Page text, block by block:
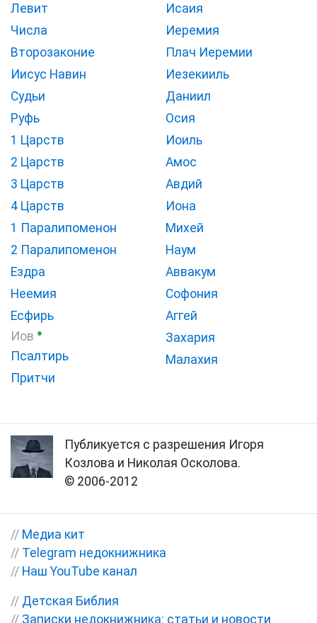
Левит
Числа
Второзаконие
Иисус Навин
Судьи
Руфь
1 Царств
2 Царств
3 Царств
4 Царств
1 Паралипоменон
2 Паралипоменон
Ездра
Неемия
Есфирь
Иов ●
Псалтирь
Притчи
Исаия
Иеремия
Плач Иеремии
Иезекииль
Даниил
Осия
Иоиль
Амос
Авдий
Иона
Михей
Наум
Аввакум
Софония
Аггей
Захария
Малахия
Публикуется с разрешения Игоря
Козлова и Николая Осколова.
© 2006-2012
// Медиа кит
// Telegram недокнижника
// Наш YouTube канал
// Детская Библия
// Записки недокнижника: статьи и новости